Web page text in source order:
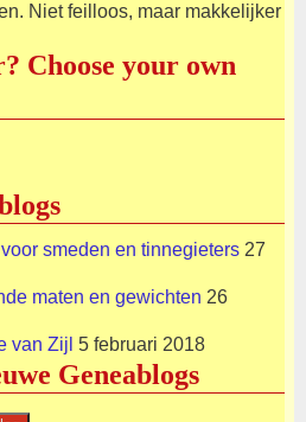
Niet feilloos, maar makkelijker
Choose your own
smeden en tinnegieters 27
maten en gewichten 26
van Zijl 5 februari 2018
Geneablogs